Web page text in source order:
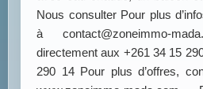
Nous consulter Pour plus
à contact@zoneimmo-
directement aux +261 34 15
290 14 Pour plus d’offres,